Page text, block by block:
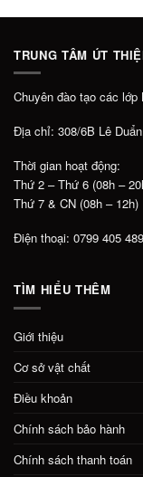
TRUNG TÂM ÚT
Chuyên đào tạo các
Địa chỉ: 308/6B Lê
Thời gian hoạt động:
Thứ 2 – Thứ 6 (08h –
Thứ 7 & CN (08h – 12h)
Điện thoại: 0799 405 489
TÌM HIỂU THÊM
Giới thiệu
Cơ sở vật chất
Điều khoản
Chính sách bảo hành
Chính sách thanh toán